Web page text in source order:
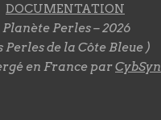
DOCUMENTATION
Planète Perles – 2026
Perles de la Côte Bleue )
en France parCybSyn